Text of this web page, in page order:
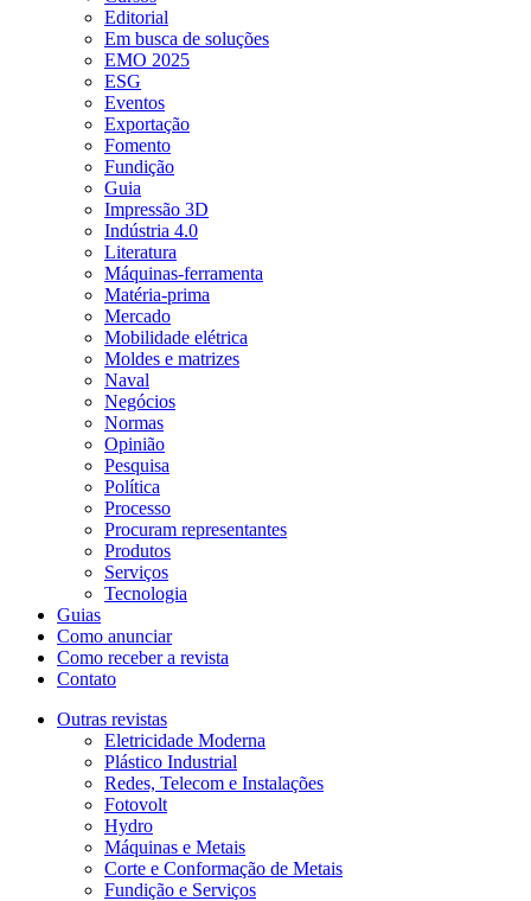
Editorial
Em busca de soluções
EMO 2025
ESG
Eventos
Exportação
Fomento
Fundição
Guia
Impressão 3D
Indústria 4.0
Literatura
Máquinas-ferramenta
Matéria-prima
Mercado
Mobilidade elétrica
Moldes e matrizes
Naval
Negócios
Normas
Opinião
Pesquisa
Política
Processo
Procuram representantes
Produtos
Serviços
Tecnologia
Guias
Como anunciar
Como receber a revista
Contato
Outras revistas
Eletricidade Moderna
Plástico Industrial
Redes, Telecom e Instalações
Fotovolt
Hydro
Máquinas e Metais
Corte e Conformação de Metais
Fundição e Serviços